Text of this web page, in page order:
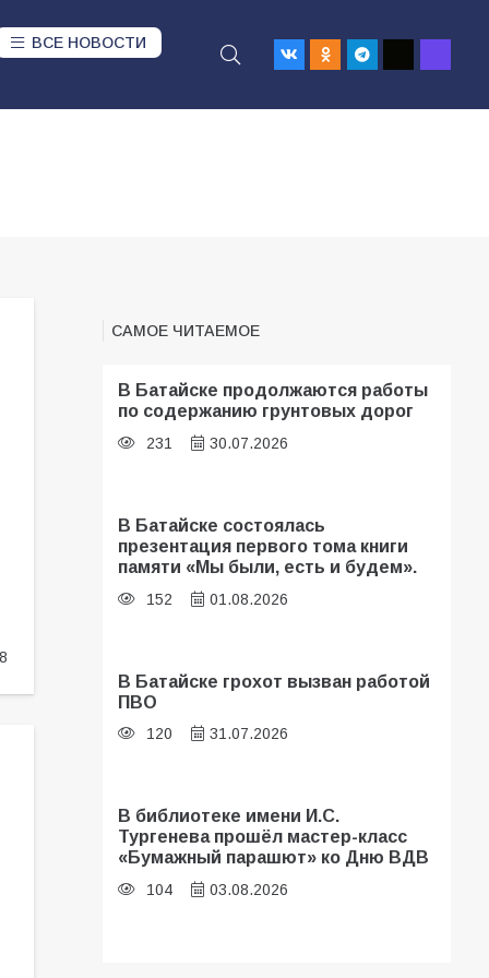
ВСЕ НОВОСТИ
САМОЕ ЧИТАЕМОЕ
В Батайске продолжаются работы
по содержанию грунтовых дорог
231 30.07.2026
В Батайске состоялась
презентация первого тома книги
памяти «Мы были, есть и будем».
152 01.08.2026
В Батайске грохот вызван работой
ПВО
120 31.07.2026
В библиотеке имени И.С.
Тургенева прошёл мастер-класс
«Бумажный парашют» ко Дню ВДВ
104 03.08.2026